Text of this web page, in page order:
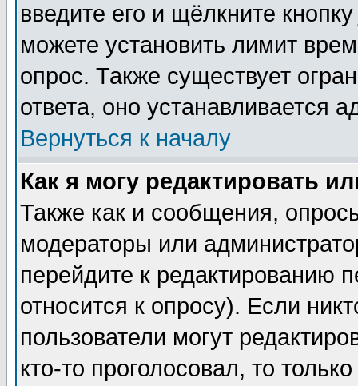
введите его и щёлкните
можете установить лимит
опрос. Также существует
ответа, оно устанавливается
Вернуться к началу
Как я могу редактировать
Также как и сообщения,
модераторы или
перейдите к редактированию
относится к опросу). Если
пользователи могут
кто-то проголосовал, то